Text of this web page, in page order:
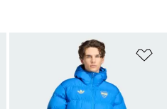
Añadir a la lista de deseos